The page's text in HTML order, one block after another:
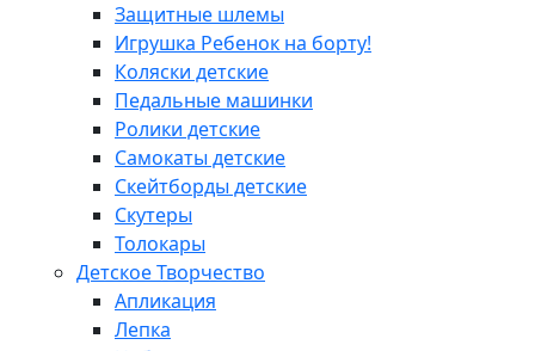
Защитные шлемы
Игрушка Ребенок на борту!
Коляски детские
Педальные машинки
Ролики детские
Самокаты детские
Скейтборды детские
Скутеры
Толокары
Детское Творчество
Апликация
Лепка